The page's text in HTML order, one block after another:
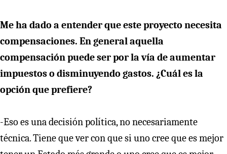
Me ha dado a entender que este proyecto necesita
compensaciones. En general aquella
compensación puede ser por la vía de aumentar
impuestos o disminuyendo gastos. ¿Cuál es la
opción que prefiere?
-Eso es una decisión política, no necesariamente
técnica. Tiene que ver con que si uno cree que es mejor